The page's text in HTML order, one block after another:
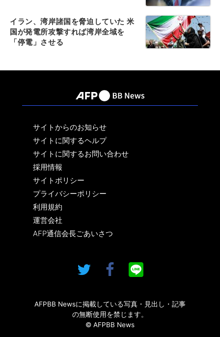
イラン、湾岸諸国を脅迫していた 米
国が発電所攻撃すれば湾岸全域を
「停電」させる
サイトからのお知らせ
サイトに関するヘルプ
サイトに関するお問い合わせ
採用情報
サイトポリシー
プライバシーポリシー
利用規約
運営会社
AFP通信会長ごあいさつ
AFPBB Newsに掲載している写真・見出し・記事
の無断使用を禁じます。
© AFPBB News